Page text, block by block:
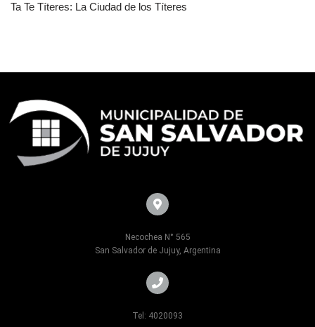
Ta Te Títeres: La Ciudad de los Títeres
Necochea N° 565
San Salvador de Jujuy, Argentina
Tel: 4020093